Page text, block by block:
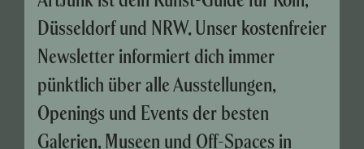
Düsseldorf und NRW. Unser kostenfreier
Newsletter informiert dich immer
pünktlich über alle Ausstellungen,
Openings und Events der besten
Galerien, Museen und Off-Spaces in